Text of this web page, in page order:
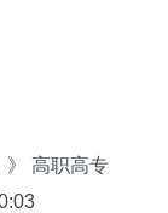
》 高职高专